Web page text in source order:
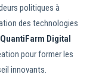
politiques à
des technologies
QuantiFarm Digital
pour former les
innovants.